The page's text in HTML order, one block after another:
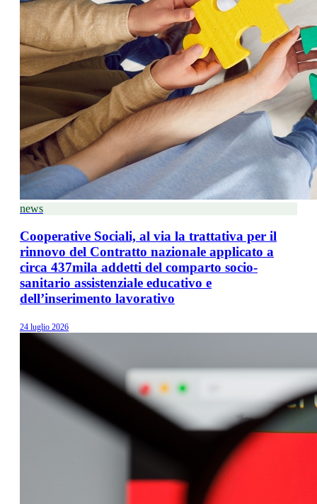
news
Cooperative Sociali, al via la trattativa per il
rinnovo del Contratto nazionale applicato a
circa 437mila addetti del comparto socio-
sanitario assistenziale educativo e
dell’inserimento lavorativo
24 luglio 2026